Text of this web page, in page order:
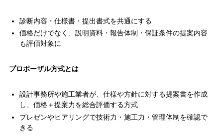
診断内容・仕様書・提出書式を共通にする
価格だけでなく、説明資料・報告体制・保証条件の提案内容
も評価対象に
プロポーザル方式とは
設計事務所や施工業者が、仕様や方針に対する提案書を作成
し、価格＋提案力を総合評価する方式
プレゼンやヒアリングで技術力・施工力・管理体制を確認で
きる